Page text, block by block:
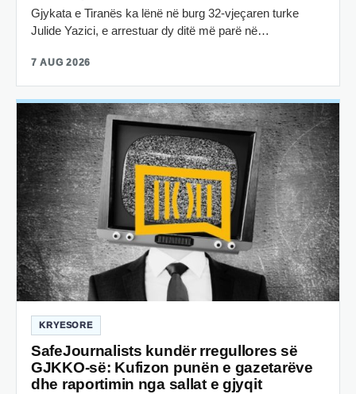
Gjykata e Tiranës ka lënë në burg 32-vjeçaren turke
Julide Yazici, e arrestuar dy ditë më parë në…
7 AUG 2026
KRYESORE
SafeJournalists kundër rregullores së
GJKKO-së: Kufizon punën e gazetarëve
dhe raportimin nga sallat e gjyqit